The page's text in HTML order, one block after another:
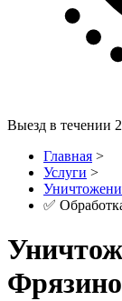
Выезд в течении
Главная >
Услуги >
✅
Фрязино